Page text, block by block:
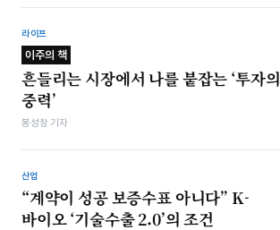
라이프
이주의 책
흔들리는 시장에서 나를 붙잡는 ‘투자의
중력’
봉성창 기자
산업
“계약이 성공 보증수표 아니다” K-
바이오 ‘기술수출 2.0’의 조건